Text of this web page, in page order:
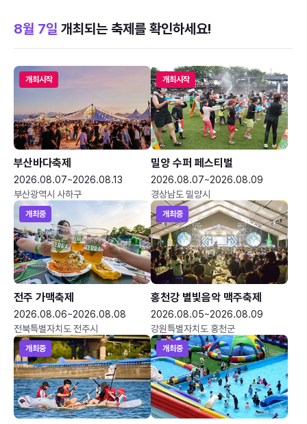
8월 7일 개최되는 축제를 확인하세요!
개최시작
부산바다축제
2026.08.07~2026.08.13
부산광역시 사하구
개최시작
밀양 수퍼 페스티벌
2026.08.07~2026.08.09
경상남도 밀양시
개최중
전주 가맥축제
2026.08.06~2026.08.08
전북특별자치도 전주시
개최중
홍천강 별빛음악 맥주축제
2026.08.05~2026.08.09
강원특별자치도 홍천군
개최중 개최중